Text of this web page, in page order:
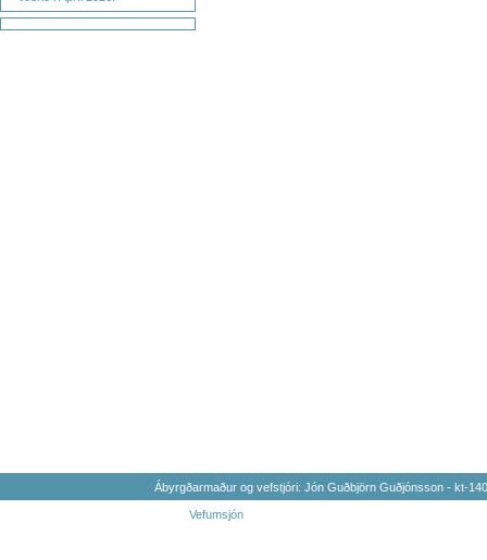
Ábyrgðarmaður og vefstjóri: Jón Guðbjörn Guðjónsson - kt-
Vefumsjón